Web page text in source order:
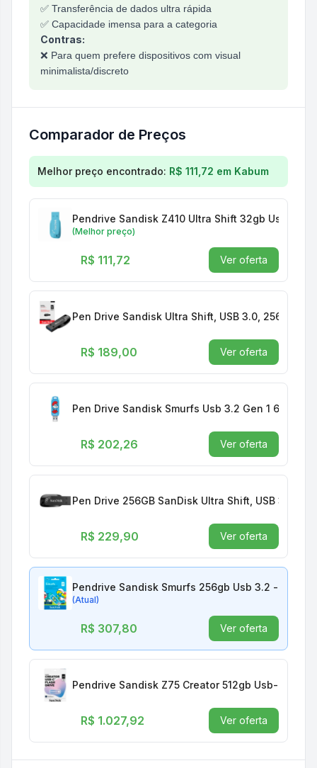
✅ Transferência de dados ultra rápida
✅ Capacidade imensa para a categoria
Contras:
❌ Para quem prefere dispositivos com visual
minimalista/discreto
Comparador de Preços
Comparação de preços paraPendrive Sandisk
Melhor preço encontrado: R$ 111,72 em Kabum
Pendrive Sandisk Z410 Ultra Shift 32gb Usb 3.2
(Melhor preço)
R$ 111,72 Ver oferta
Pen Drive Sandisk Ultra Shift, USB 3.0, 256GB -
R$ 189,00 Ver oferta
Pen Drive Sandisk Smurfs Usb 3.2 Gen 1 64gb
R$ 202,26 Ver oferta
Pen Drive 256GB SanDisk Ultra Shift, USB 3.0,
R$ 229,90 Ver oferta
Pendrive Sandisk Smurfs 256gb Usb 3.2 - Azul
(Atual)
R$ 307,80 Ver oferta
Pendrive Sandisk Z75 Creator 512gb Usb-c 3.2 -
R$ 1.027,92 Ver oferta